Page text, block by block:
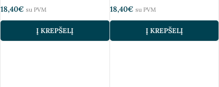
18,40€ su PVM
Į KREPŠELĮ
18,40€ su PVM
Į KREPŠELĮ